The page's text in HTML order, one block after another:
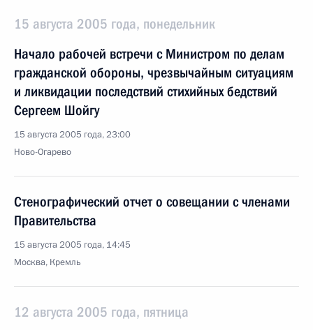
15 августа 2005 года, понедельник
Начало рабочей встречи с Министром по делам
гражданской обороны, чрезвычайным ситуациям
и ликвидации последствий стихийных бедствий
Сергеем Шойгу
15 августа 2005 года, 23:00
Ново-Огарево
Стенографический отчет о совещании с членами
Правительства
15 августа 2005 года, 14:45
Москва, Кремль
12 августа 2005 года, пятница